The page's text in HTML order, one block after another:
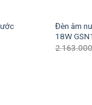
Đèn âm
18W